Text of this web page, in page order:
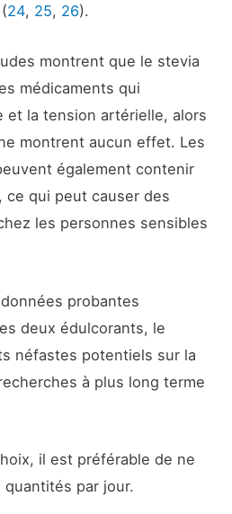
24, 25, 26).
montrent que le stevia
médicaments qui
et la tension artérielle, alors
montrent aucun effet. Les
également contenir
ce qui peut causer des
les personnes sensibles
probantes
deux édulcorants, le
néfastes potentiels sur la
à plus long terme
il est préférable de ne
quantités par jour.